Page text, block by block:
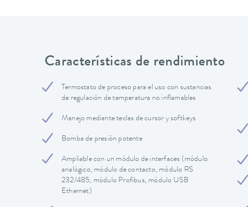
Características de rendimiento
Termostato de proceso para el uso con sustancias
de regulación de temperatura no inflamables
Manejo mediante teclas de cursor y softkeys
Bomba de presión potente
Ampliable con un módulo de interfaces (módulo
analógico, módulo de contacto, módulo RS
232/485, módulo Profibus, módulo USB
Ethernet)